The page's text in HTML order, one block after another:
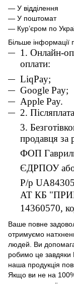
— У відділення
— У поштомат
— Кур’єром по
Більше інформації
1. Онлайн-
оплати:
LiqPay;
Google Pay;
Apple Pay.
2.
3.
продавця за
ФОП
ЄДРПОУ
Р/р
АТ КБ
14360570,
Ваше повне
отримуємо
людей. Ви
робимо це
наша продукція
Якщо ви не на